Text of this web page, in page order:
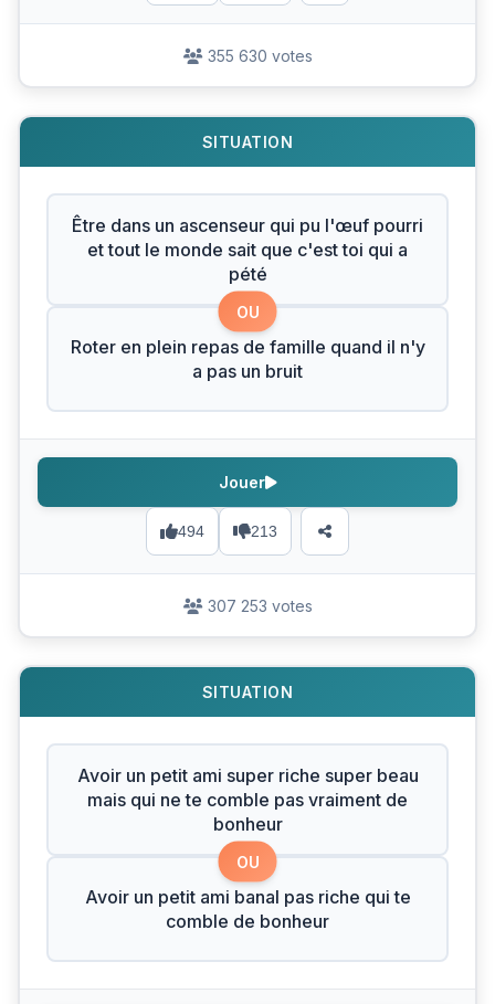
355 630 votes
SITUATION
Être dans un ascenseur qui pu l'œuf pourri
et tout le monde sait que c'est toi qui a
pété
OU
Roter en plein repas de famille quand il n'y
a pas un bruit
494 213
Jouer
307 253 votes
SITUATION
Avoir un petit ami super riche super beau
mais qui ne te comble pas vraiment de
bonheur
OU
Avoir un petit ami banal pas riche qui te
comble de bonheur